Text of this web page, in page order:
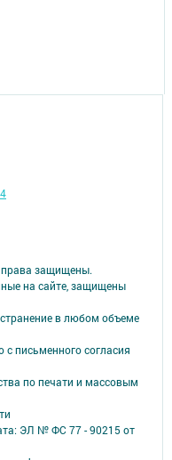
права защищены.
на сайте, защищены
в любом объеме
письменного согласия
по печати и массовым
ЭЛ № ФС 77 - 90215 от